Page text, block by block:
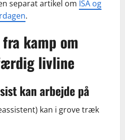
separat artikel om ISA og
.
kamp om
livline
kan arbejde på
kan i grove træk